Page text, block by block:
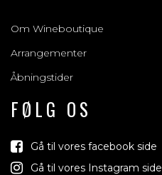
Om Wineboutique
Arrangementer
Åbningstider
FØLG OS
Gå til vores facebook side
Gå til vores Instagram side